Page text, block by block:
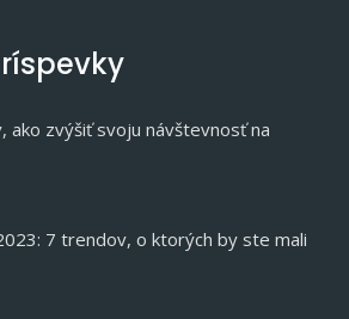
ako zvýšiť svoju návštevnosť na
7 trendov, o ktorých by ste mali